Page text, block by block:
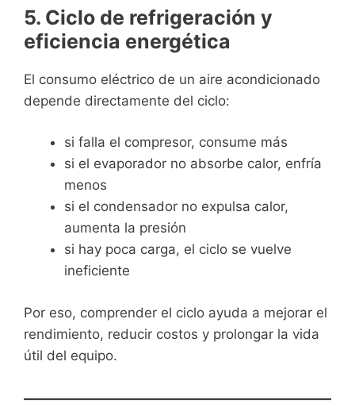
5. Ciclo de refrigeración y
eficiencia energética
El consumo eléctrico de un aire acondicionado
depende directamente del ciclo:
si falla el compresor, consume más
si el evaporador no absorbe calor, enfría
menos
si el condensador no expulsa calor,
aumenta la presión
si hay poca carga, el ciclo se vuelve
ineficiente
Por eso, comprender el ciclo ayuda a mejorar el
rendimiento, reducir costos y prolongar la vida
útil del equipo.